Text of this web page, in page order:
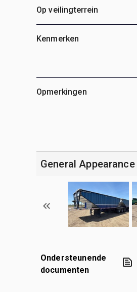
Op veilingterrein
Kenmerken
Opmerkingen
General Appearance
Ondersteunende
documenten